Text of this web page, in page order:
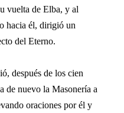
vuelta de Elba, y al
hacia él, dirigió un
del Eterno.
después de los cien
de nuevo la Masonería a
oraciones por él y